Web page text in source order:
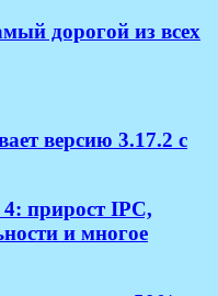
дорогой из всех
версию 3.17.2 с
прирост IPC,
и многое